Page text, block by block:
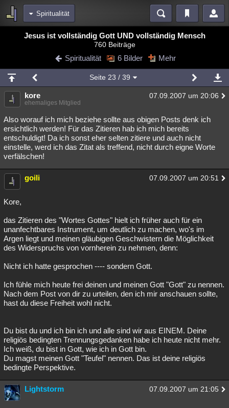
Spiritualität
Bereiche
Blogs Videos
Chat Wiki Neuigkeiten
meine Rubriken
Menschen Mystery Kriminalfälle
Spiritualität Verschwörungen Technologie Ufologie
Natur Umfragen Unterhaltung
weitere Rubriken
Philosophie Träume Orte Esoterik Literatur
Astronomie
Übersichten
Besucht Teilgenommen Alle Neue Geschlossen
Jesus ist vollständig Gott UND vollständig Mensch
760 Beiträge
Spiritualität 6 Bilder Mehr
Seite 23 / 39
kore 07.09.2007 um 20:06
ehemaliges Mitglied
Also worauf ich mich beziehe sollte aus obigen Posts denk ich
ersichtlich werden! Für das Zitieren hab ich mich bereits
entschuldigt! Da ich sonst eher selten zitiere und auch nicht
einstelle, werd ich das Zitat als treffend, nicht durch eigne Worte
verfälschen!
goili 07.09.2007 um 20:51
Kore,
das Zitieren des "Wortes Gottes" hielt ich früher auch für ein
unanfechtbares Instrument, um deutlich zu machen, wo's im
Argen liegt und meinen gläubigen Geschwistern die Möglichkeit
des Widerspruchs von vornherein zu nehmen, denn:
Nicht ich hatte gesprochen ---- sondern Gott.
Ich fühle mich heute frei deinen und meinen Gott "Gott" zu nennen.
Nach dem Post von dir zu urteilen, den ich mir anschauen sollte,
hast du diese Freiheit wohl nicht.
Du bist du und ich bin ich und alle sind wir aus EINEM. Deine
religiös bedingten Trennungsgedanken habe ich heute nicht mehr.
Ich weiß, du bist in Gott, wie ich in Gott bin.
Du magst meinen Gott "Teufel" nennen. Das ist deine religiös
bedingte Perspektive.
Lightstorm 07.09.2007 um 21:05